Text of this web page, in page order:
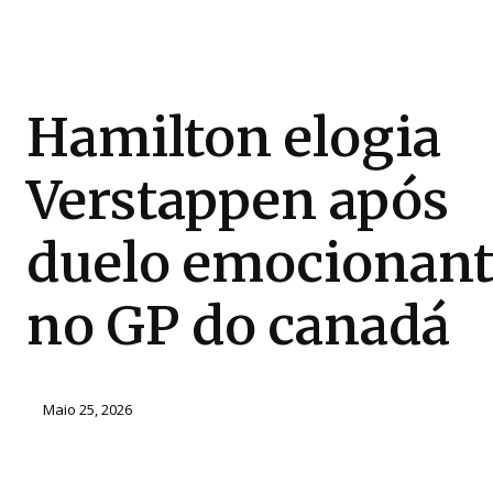
Hamilton elogia
Verstappen após
duelo
no GP do canadá
Maio 25, 2026